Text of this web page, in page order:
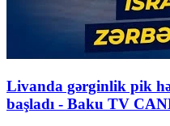
Livanda gərginlik pik
başladı - Baku TV